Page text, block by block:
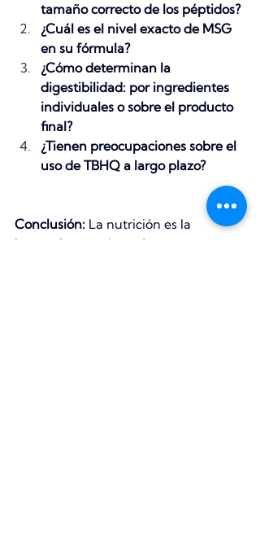
tamaño correcto de los péptidos?
¿Cuál es el nivel exacto de MSG
en su fórmula?
¿Cómo determinan la
digestibilidad: por ingredientes
individuales o sobre el producto
final?
¿Tienen preocupaciones sobre el
uso de TBHQ a largo plazo?
Conclusión: La nutrición es la
herramienta más poderosa para